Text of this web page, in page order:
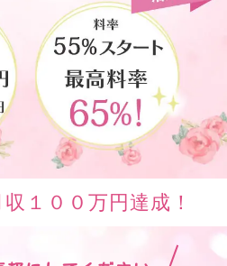
１００万円達成！